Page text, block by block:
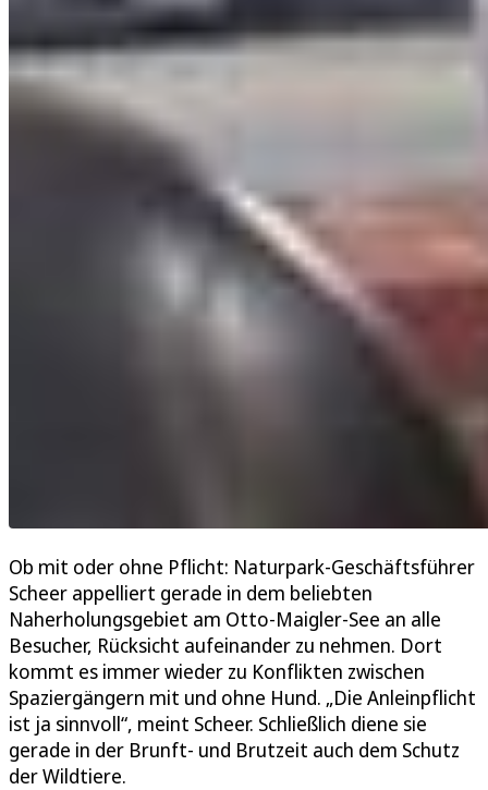
Ob mit oder ohne Pflicht: Naturpark-Geschäftsführer
Scheer appelliert gerade in dem beliebten
Naherholungsgebiet am Otto-Maigler-See an alle
Besucher, Rücksicht aufeinander zu nehmen. Dort
kommt es immer wieder zu Konflikten zwischen
Spaziergängern mit und ohne Hund. „Die Anleinpflicht
ist ja sinnvoll“, meint Scheer. Schließlich diene sie
gerade in der Brunft- und Brutzeit auch dem Schutz
der Wildtiere.